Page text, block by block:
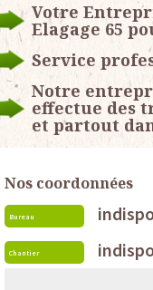
Votre
Elagage 65
Service
Notre
effectue des
et partout
Nos coordonnées
Bureau
Chantier